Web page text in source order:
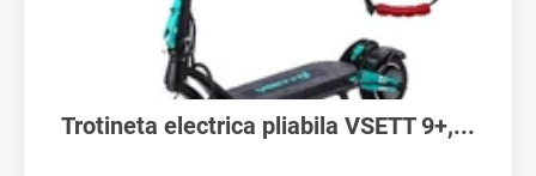
Trotineta electrica pliabila VSETT 9+,...